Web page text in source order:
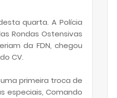
quarta. A Polícia
Rondas Ostensivas
da FDN, chegou
CV.
primeira troca de
especiais, Comando